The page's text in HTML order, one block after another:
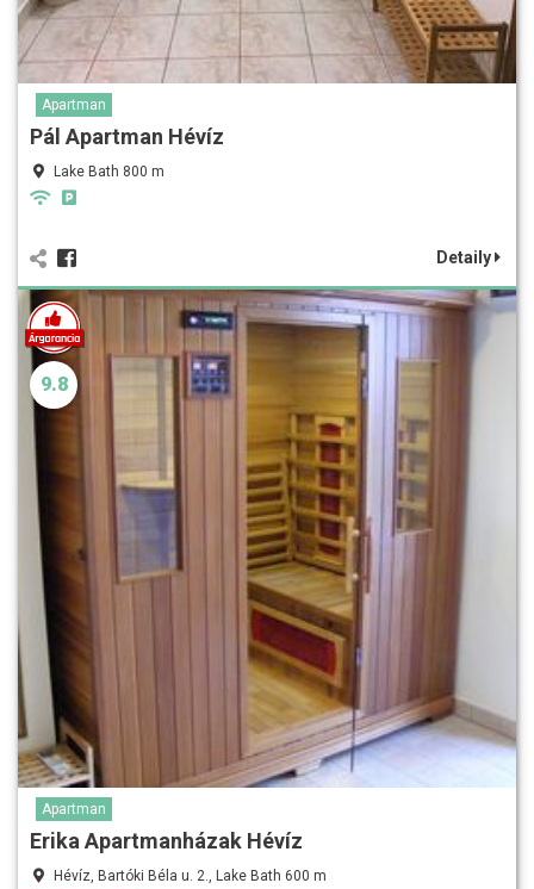
Apartman
Pál Apartman Hévíz
Lake Bath 800 m
Detaily
9.8
Apartman
Erika Apartmanházak Hévíz
Hévíz, Bartóki Béla u. 2., Lake Bath 600 m